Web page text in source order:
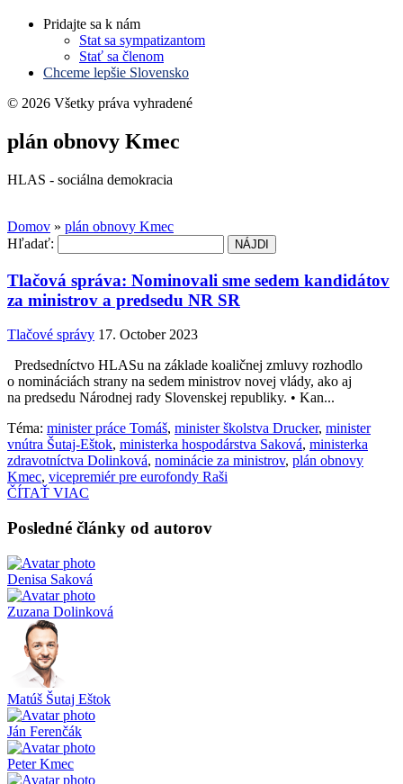
Pridajte sa k nám
Stat sa sympatizantom
Stať sa členom
Chceme lepšie Slovensko
© 2026 Všetky práva vyhradené
plán obnovy Kmec
HLAS - sociálna demokracia
Domov » plán obnovy Kmec
Hľadať:
Tlačová správa: Nominovali sme sedem kandidátov
za ministrov a predsedu NR SR
Tlačové správy 17. October 2023
Predsedníctvo HLASu na základe koaličnej zmluvy rozhodlo
o nomináciách strany na sedem ministrov novej vlády, ako aj
na predsedu Národnej rady Slovenskej republiky. • Kan...
Téma: minister práce Tomáš, minister školstva Drucker, minister
vnútra Šutaj-Eštok, ministerka hospodárstva Saková, ministerka
zdravotníctva Dolinková, nominácie za ministrov, plán obnovy
Kmec, vicepremiér pre eurofondy Raši
ČÍTAŤ VIAC
Posledné články od autorov
Denisa Saková
Zuzana Dolinková
Matúš Šutaj Eštok
Ján Ferenčák
Peter Kmec